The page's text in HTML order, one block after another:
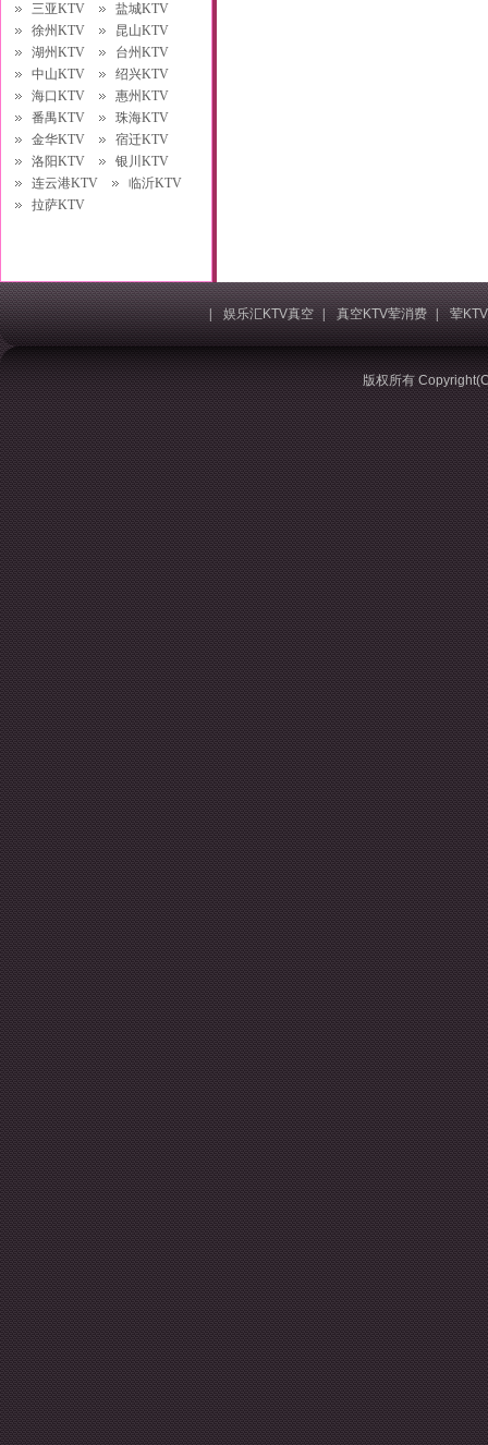
三亚KTV
盐城KTV
徐州KTV
昆山KTV
湖州KTV
台州KTV
中山KTV
绍兴KTV
海口KTV
惠州KTV
番禺KTV
珠海KTV
金华KTV
宿迁KTV
洛阳KTV
银川KTV
连云港KTV
临沂KTV
拉萨KTV
| 娱乐汇KTV真空 | 真空KTV荤消费 | 荤
版权所有